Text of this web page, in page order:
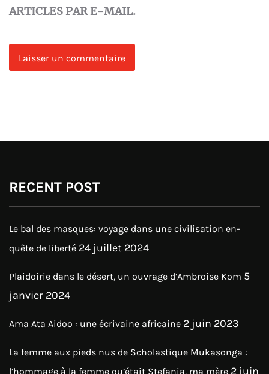
ARTICLES PAR E-MAIL.
RECENT POST
Le bal des masques: voyage dans une civilisation en-
quête de liberté 24 juillet 2024
Plaidoirie dans le désert, un ouvrage d’Ambroise Kom 5
janvier 2024
Ama Ata Aidoo : une écrivaine africaine 2 juin 2023
La femme aux pieds nus de Scholastique Mukasonga :
l’hommage à la femme qu’était Stefania, ma mère 2 juin